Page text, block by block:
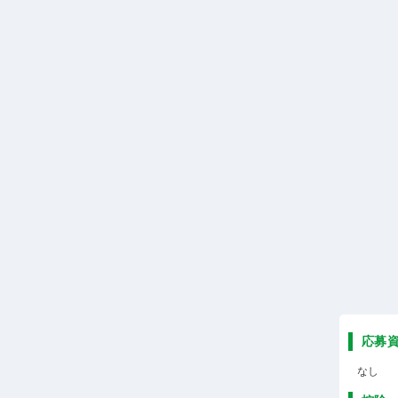
応募
なし